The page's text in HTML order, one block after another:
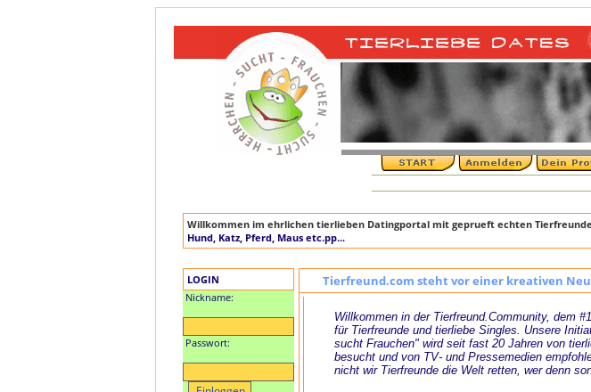
Willkommen im ehrlichen tierlieben Datingportal mit geprueft echten
Hund, Katz, Pferd, Maus etc.pp...
LOGIN
Nickname:
Passwort:
Tierfreund.com steht vor einer kreativen
Willkommen in der Tierfreund.Community, dem
für Tierfreunde und tierliebe Singles. Unsere
sucht Frauchen" wird seit fast 20 Jahren von
besucht und von TV- und Pressemedien
nicht wir Tierfreunde die Welt retten, wer denn